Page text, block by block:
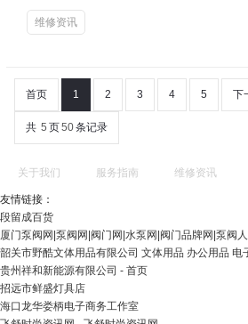
维修资讯
首页 1 2 3 4 5 下
共 5 页50条记录
关于我们 服务指南 维修资讯
友情链接：
段留成百货
厦门泵阀网|泵阀网|阀门网|水泵网|阀门品牌网|泵阀人
韶关市野酷文体用品有限公司 文体用品 办公用品 电
贵州祥和新能源有限公司 - 首页
招远市鲜盛灯具店
海口龙华娄柄电子商务工作室